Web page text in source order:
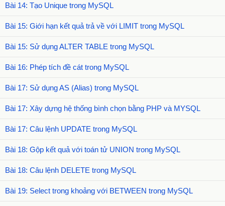
Bài 14: Tạo Unique trong MySQL
Bài 15: Giới hạn kết quả trả về với LIMIT trong MySQL
Bài 15: Sử dụng ALTER TABLE trong MySQL
Bài 16: Phép tích đề cát trong MySQL
Bài 17: Sử dụng AS (Alias) trong MySQL
Bài 17: Xây dựng hệ thống bình chọn bằng PHP và MYSQL
Bài 17: Câu lệnh UPDATE trong MySQL
Bài 18: Gộp kết quả với toán tử UNION trong MySQL
Bài 18: Câu lệnh DELETE trong MySQL
Bài 19: Select trong khoảng với BETWEEN trong MySQL